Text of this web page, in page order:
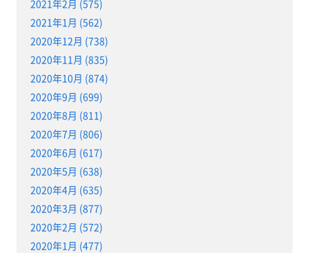
2021年2月 (575)
2021年1月 (562)
2020年12月 (738)
2020年11月 (835)
2020年10月 (874)
2020年9月 (699)
2020年8月 (811)
2020年7月 (806)
2020年6月 (617)
2020年5月 (638)
2020年4月 (635)
2020年3月 (877)
2020年2月 (572)
2020年1月 (477)